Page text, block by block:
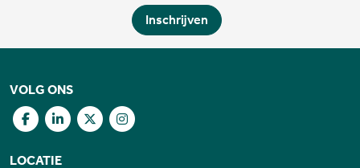
Inschrijven
VOLG ONS
LOCATIE